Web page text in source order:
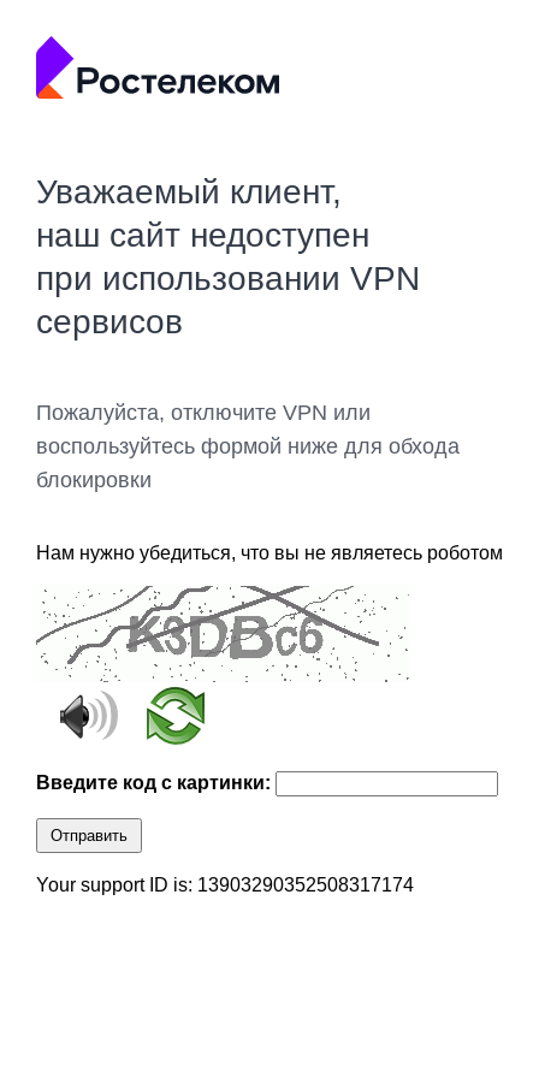
Уважаемый клиент,
наш сайт недоступен
при использовании VPN
сервисов
Пожалуйста, отключите VPN или
воспользуйтесь формой ниже для обхода
блокировки
Нам нужно убедиться, что вы не являетесь роботом
Введите код с картинки:
Отправить
Your support ID is: 13903290352508317174